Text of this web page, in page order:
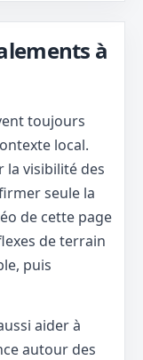
à
toujours
local.
la visibilité des
seule la
de cette page
de terrain
puis
aider à
autour des